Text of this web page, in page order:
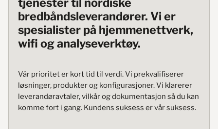
bredbåndsleverandører. Vi er
spesialister på hjemmenettverk,
wifi og analyseverktøy.
Vår prioritet er kort tid til verdi. Vi prekvalifiserer
løsninger, produkter og konfigurasjoner. Vi klarerer
leverandøravtaler, vilkår og dokumentasjon så du kan
komme fort i gang. Kundens suksess er vår suksess.